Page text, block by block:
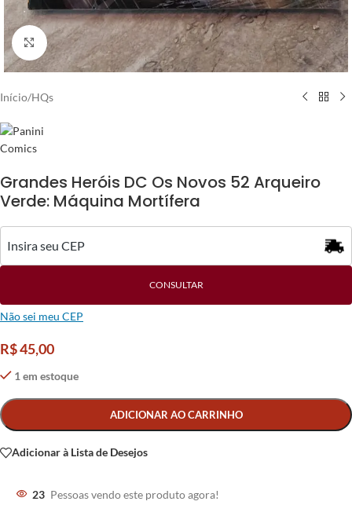
Clique para ampliar
Início/HQs
Grandes Heróis DC Os Novos 52 Arqueiro
Verde: Máquina Mortífera
CONSULTAR
Não sei meu CEP
R$45,00
1 em estoque
ADICIONAR AO CARRINHO
Alternative:
Adicionar à Lista de Desejos
23 Pessoas vendo este produto agora!